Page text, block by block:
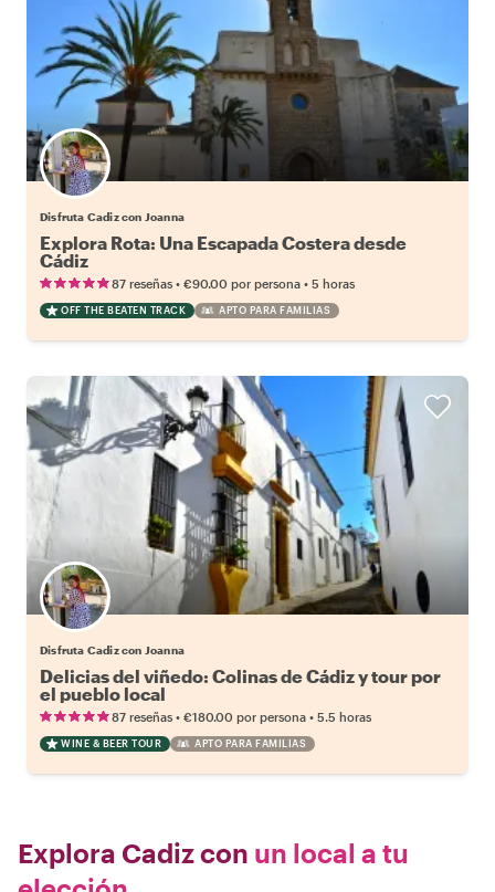
Disfruta Cadiz con Joanna
Explora Rota: Una Escapada Costera desde
Cádiz
87 reseñas • €90.00 por persona • 5 horas
OFF THE BEATEN TRACK APTO PARA FAMILIAS
Disfruta Cadiz con Joanna
Delicias del viñedo: Colinas de Cádiz y tour por
el pueblo local
87 reseñas • €180.00 por persona • 5.5 horas
WINE & BEER TOUR APTO PARA FAMILIAS
Explora Cadiz con un local a tu